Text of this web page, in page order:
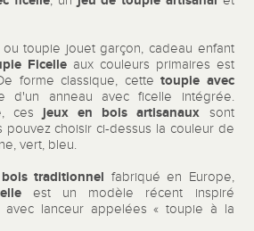
toupie jouet garçon, cadeau enfant
Ficelle aux couleurs primaires est
forme classique, cettetoupie avec
anneau avec ficelle intégrée.
ces jeux en bois artisanaux sont
pouvez choisir ci-dessus la couleur de
vert, bleu.
traditionnel fabriqué en Europe,
est un modèle récent inspiré
avec lanceur appelées « toupie à la